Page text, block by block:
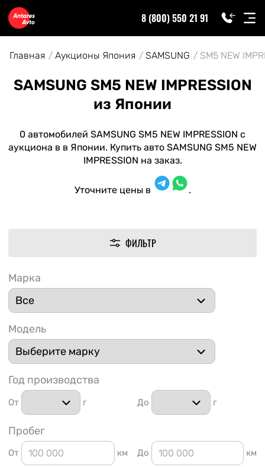
91
8 (800) 550 21 91
Главная Аукционы Япония SAMSUNG SM5 NEW
SAMSUNG SM5 NEW IMPRESSION
из Японии
0 автомобилей SAMSUNG SM5 NEW IMPRESSION с
аукциона в в Японии. Купить авто SAMSUNG SM5 NEW
IMPRESSION на заказ.
Уточните цены в .
ФИЛЬТР
Марка
Модель
Год производства
От г До г
Пробег
От км До км